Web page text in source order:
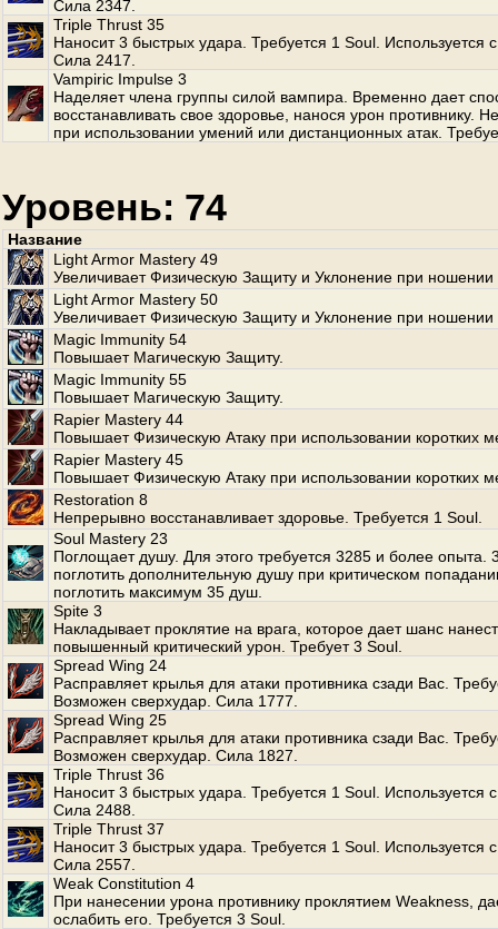
Сила 2347.
Triple Thrust 35
Наносит 3 быстрых удара. Требуется 1 Soul. Используется
Сила 2417.
Vampiric Impulse 3
Наделяет члена группы силой вампира. Временно дает
восстанавливать свое здоровье, нанося урон противнику.
при использовании умений или дистанционных атак.
Уровень: 74
Название
Light Armor Mastery 49
Увеличивает Физическую Защиту и Уклонение при ношении
Light Armor Mastery 50
Увеличивает Физическую Защиту и Уклонение при ношении
Magic Immunity 54
Повышает Магическую Защиту.
Magic Immunity 55
Повышает Магическую Защиту.
Rapier Mastery 44
Повышает Физическую Атаку при использовании коротких
Rapier Mastery 45
Повышает Физическую Атаку при использовании коротких
Restoration 8
Непрерывно восстанавливает здоровье. Требуется 1 Soul.
Soul Mastery 23
Поглощает душу. Для этого требуется 3285 и более опыта.
поглотить дополнительную душу при критическом
поглотить максимум 35 душ.
Spite 3
Накладывает проклятие на врага, которое дает шанс
повышенный критический урон. Требует 3 Soul.
Spread Wing 24
Расправляет крылья для атаки противника сзади Вас.
Возможен сверхудар. Сила 1777.
Spread Wing 25
Расправляет крылья для атаки противника сзади Вас.
Возможен сверхудар. Сила 1827.
Triple Thrust 36
Наносит 3 быстрых удара. Требуется 1 Soul. Используется
Сила 2488.
Triple Thrust 37
Наносит 3 быстрых удара. Требуется 1 Soul. Используется
Сила 2557.
Weak Constitution 4
При нанесении урона противнику проклятием Weakness,
ослабить его. Требуется 3 Soul.